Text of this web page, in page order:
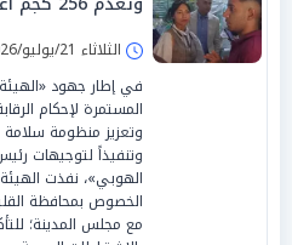
الثلاثاء 21/يوليو/2026 - 04:14 م
في إطار جهود
المستمرة لإحكام
وتعزيز منظومة سلامة
وتنفيذاً لتوجيهات
الهوبي»، نفذت
الخصوص بمحافظة
مع مجلس المدينة؛